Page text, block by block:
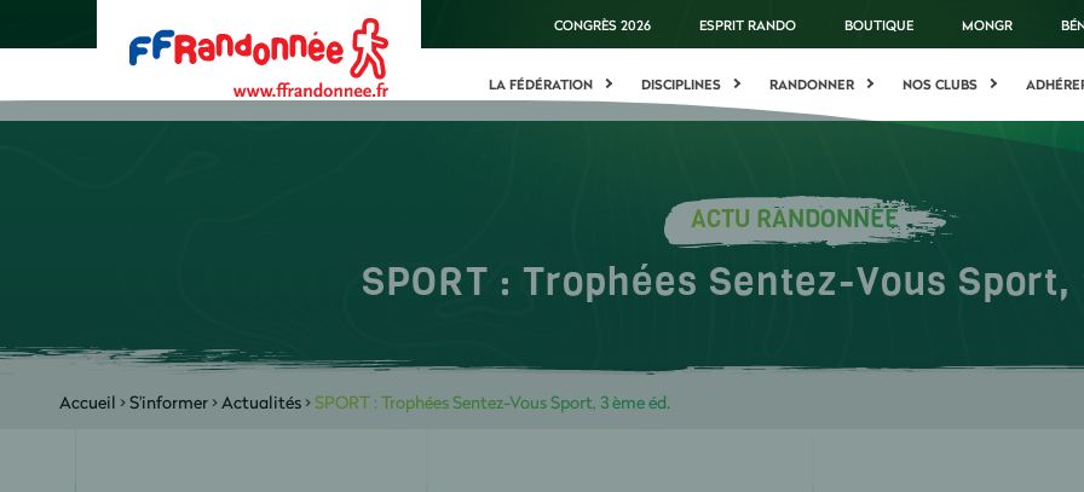
CONGRÈS 2026 ESPRIT RANDO BOUTIQUE MONGR
LA FÉDÉRATION DISCIPLINES RANDONNER NOS CLUBS
ACTU RANDONNÉE
SPORT : Trophées Sentez-Vous
Accueil >S'informer>Actualités>SPORT : Trophées Sentez-Vous Sport, 3 ème éd.